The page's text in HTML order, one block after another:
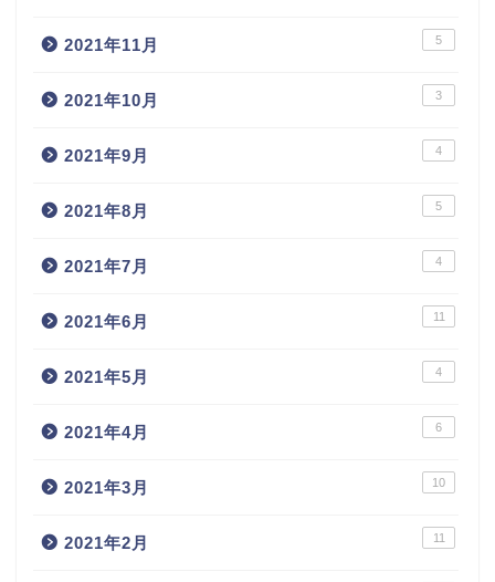
2021年11月 5
2021年10月 3
2021年9月 4
2021年8月 5
2021年7月 4
2021年6月 11
2021年5月 4
2021年4月 6
2021年3月 10
2021年2月 11